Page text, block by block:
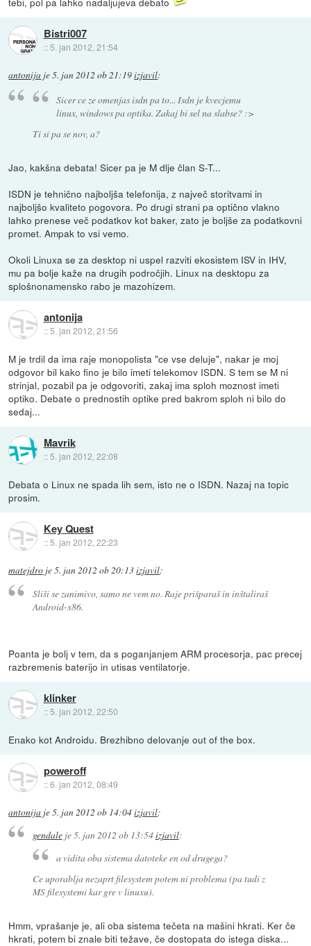
Bistri007
:: 5. jan 2012, 21:54
antonija je5. jan 2012 ob 21:19izjavil:
Sicer ce ze omenjas isdn pa to... Isdn je kvecjemu
linux, windows pa optika. Zakaj bi sel na slabse? :>
Ti si pa se nov, a?
Jao, kakšna debata! Sicer pa je M dlje član S-T...
ISDN je tehnično najboljša telefonija, z največ storitvami in
najboljšo kvaliteto pogovora. Po drugi strani pa optično vlakno
lahko prenese več podatkov kot baker, zato je boljše za podatkovni
promet. Ampak to vsi vemo.
Okoli Linuxa se za desktop ni uspel razviti ekosistem ISV in IHV,
mu pa bolje kaže na drugih področjih. Linux na desktopu za
splošnonamensko rabo je mazohizem.
antonija
::5. jan 2012, 21:56
M je trdil da ima raje monopolista "ce vse deluje", nakar je moj
odgovor bil kako fino je bilo imeti telekomov ISDN. S tem se M ni
strinjal, pozabil pa je odgovoriti, zakaj ima sploh moznost imeti
optiko. Debate o prednostih optike pred bakrom sploh ni bilo do
sedaj...
Mavrik
:: 5. jan 2012, 22:08
Debata o Linux ne spada lih sem, isto ne o ISDN. Nazaj na topic
prosim.
Key Quest
::5. jan 2012, 22:23
matejdro je5. jan 2012 ob 20:13izjavil:
Sliši se zanimivo, samo ne vem no. Raje prišparaš in inštaliraš
Android-x86.
Poanta je bolj v tem, da s poganjanjem ARM procesorja, pac precej
razbremenis baterijo in utisas ventilatorje.
klinker
:: 5. jan 2012, 22:50
Enako kot Androidu. Brezhibno delovanje out of the box.
poweroff
::6. jan 2012, 08:49
antonija je5. jan 2012 ob 14:04izjavil:
gendaleje5. jan 2012 ob 13:54izjavil:
a vidita oba sistema datoteke en od drugega?
Ce uporablja nezaprt filesystem potem ni problema (pa tudi z
MS filesystemi kar gre v linuxu).
Hmm, vprašanje je, ali oba sistema tečeta na mašini hkrati. Ker če
hkrati, potem bi znale biti težave, če dostopata do istega diska...